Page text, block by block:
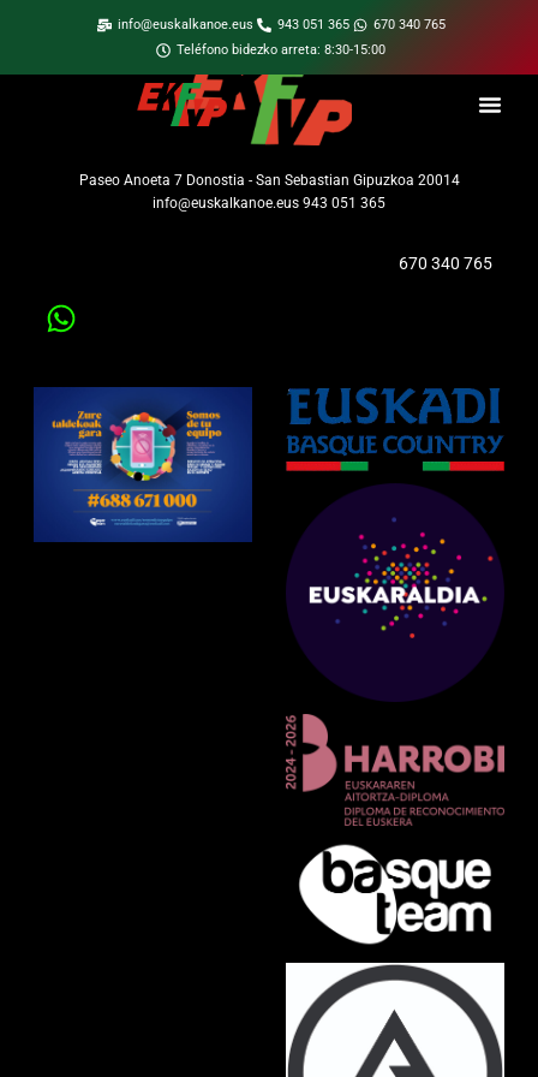
info@euskalkanoe.eus 943 051 365
670 340 765
Teléfono bidezko arreta: 8:30-15:00
Paseo Anoeta 7 Donostia - San Sebastian Gipuzkoa 20014
info@euskalkanoe.eus 943 051 365
670 340 765